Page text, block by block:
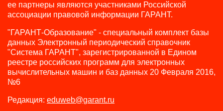
ее партнеры являются участниками Российской
ассоциации правовой информации ГАРАНТ.
"ГАРАНТ-Образование" - специальный комплект базы
данных Электронный периодический справочник
"Система ГАРАНТ", зарегистрированной в Едином
реестре российских программ для электронных
вычислительных машин и баз данных 20 Февраля 2016,
№6
Редакция: eduweb@garant.ru